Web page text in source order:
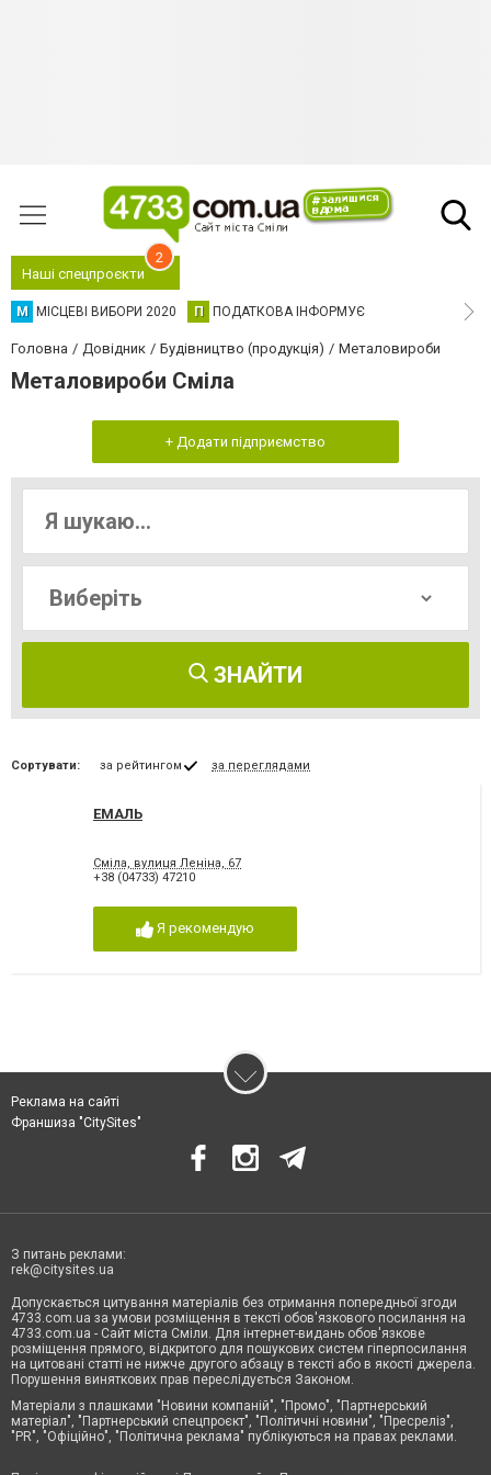
Наші спецпроєкти
2
М МІСЦЕВІ ВИБОРИ 2020 П ПОДАТКОВА ІНФОРМУЄ
Головна Довідник Будівництво (продукція) Металовироби
Металовироби Сміла
+ Додати підприємство
ЗНАЙТИ
Сортувати: за рейтингом за переглядами
ЕМАЛЬ
Сміла, вулиця Леніна, 67
+38 (04733) 47210
Я рекомендую
Реклама на сайті
Франшиза "CitySites"
З питань реклами:
rek@citysites.ua
Допускається цитування матеріалів без отримання попередньої згоди
4733.com.ua за умови розміщення в тексті обов'язкового посилання на
4733.com.ua - Сайт міста Сміли. Для інтернет-видань обов'язкове
розміщення прямого, відкритого для пошукових систем гіперпосилання
на цитовані статті не нижче другого абзацу в тексті або в якості джерела.
Порушення виняткових прав переслідується Законом.
Матеріали з плашками "Новини компаній", "Промо", "Партнерський
матеріал", "Партнерський спецпроєкт", "Політичні новини", "Пресреліз",
"PR", "Офіційно", "Політична реклама" публікуються на правах реклами.